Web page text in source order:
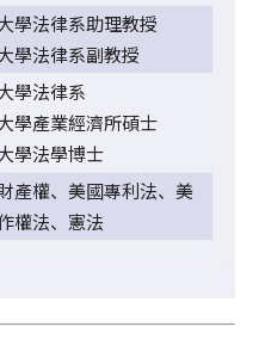
學法律系助理教授
學法律系副教授
學法律系
學產業經濟所碩士
學法學博士
產權、美國專利法、美
權法、憲法